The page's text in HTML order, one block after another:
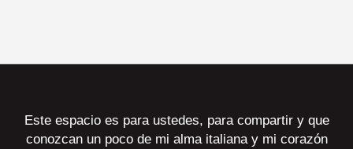
Este espacio es para ustedes, para compartir y que
conozcan un poco de mi alma italiana y mi corazón